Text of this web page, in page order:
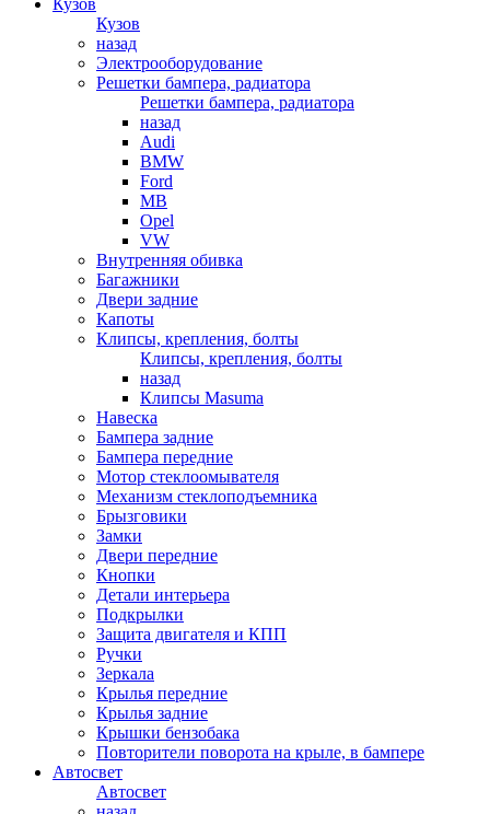
Кузов
Кузов
назад
Электрооборудование
Решетки бампера, радиатора
Решетки бампера, радиатора
назад
Audi
BMW
Ford
MB
Opel
VW
Внутренняя обивка
Багажники
Двери задние
Капоты
Клипсы, крепления, болты
Клипсы, крепления, болты
назад
Клипсы Masuma
Навеска
Бампера задние
Бампера передние
Мотор стеклоомывателя
Механизм стеклоподъемника
Брызговики
Замки
Двери передние
Кнопки
Детали интерьера
Подкрылки
Защита двигателя и КПП
Ручки
Зеркала
Крылья передние
Крылья задние
Крышки бензобака
Повторители поворота на крыле, в бампере
Автосвет
Автосвет